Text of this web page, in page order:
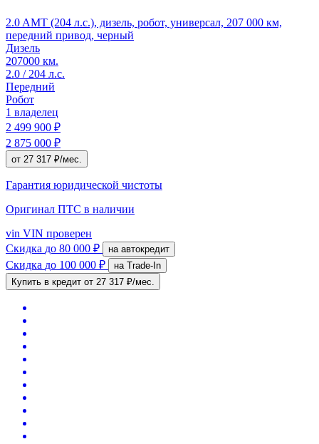
2.0 AMT (204 л.с.), дизель, робот, универсал, 207 000 км,
передний привод, черный
Дизель
207000 км.
2.0 / 204 л.с.
Передний
Робот
1 владелец
2 499 900 ₽
2 875 000 ₽
от 27 317 ₽/мес.
Гарантия юридической чистоты
Оригинал ПТС в наличии
vin VIN проверен
Скидка до 80 000 ₽ на автокредит
Скидка до 100 000 ₽
на Trade-In
Купить в кредит от 27 317 ₽/мес.